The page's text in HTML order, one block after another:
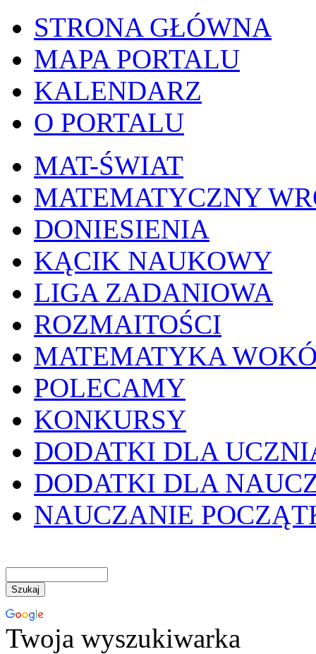
STRONA GŁÓWNA
MAPA PORTALU
KALENDARZ
O PORTALU
MAT-ŚWIAT
MATEMATYCZNY
DONIESIENIA
KĄCIK NAUKOWY
LIGA ZADANIOWA
ROZMAITOŚCI
MATEMATYKA
POLECAMY
KONKURSY
DODATKI DLA
DODATKI DLA
NAUCZANIE
Twoja wyszukiwarka